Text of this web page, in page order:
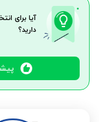
آیا برای
دارید؟